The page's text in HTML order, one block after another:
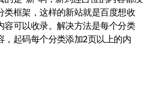
类框架，这样的新站就是百度想收
容可以收录。解决方法是每个分类
，起码每个分类添加2页以上的内